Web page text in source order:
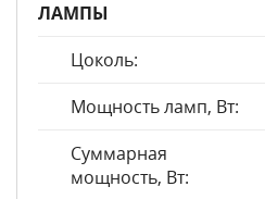
ЛАМПЫ
Цоколь:
Мощность ламп, Вт:
Суммарная
мощность, Вт: